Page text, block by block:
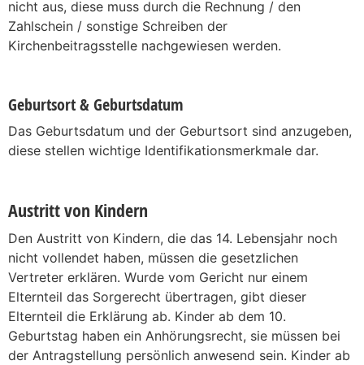
nicht aus, diese muss durch die Rechnung / den
Zahlschein / sonstige Schreiben der
Kirchenbeitragsstelle nachgewiesen werden.
Geburtsort & Geburtsdatum
Das Geburtsdatum und der Geburtsort sind anzugeben,
diese stellen wichtige Identifikationsmerkmale dar.
Austritt von Kindern
Den Austritt von Kindern, die das 14. Lebensjahr noch
nicht vollendet haben, müssen die gesetzlichen
Vertreter erklären. Wurde vom Gericht nur einem
Elternteil das Sorgerecht übertragen, gibt dieser
Elternteil die Erklärung ab. Kinder ab dem 10.
Geburtstag haben ein Anhörungsrecht, sie müssen bei
der Antragstellung persönlich anwesend sein. Kinder ab